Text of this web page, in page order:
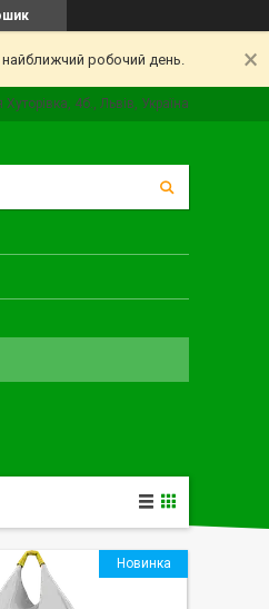
робочий день.
4б., Львів, Україна
Новинка